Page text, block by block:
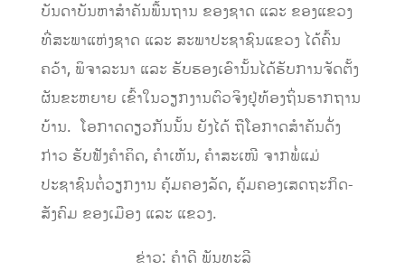
ບັນດາບັນຫາສໍາຄັນພື້ນຖານ ຂອງຊາດ ແລະ ຂອງແຂວງ
ທີ່ສະພາແຫ່ງຊາດ ແລະ ສະພາປະຊາຊົນແຂວງ ໄດ້ຄົ້ນ
ຄວ້າ, ພິຈາລະນາ ແລະ ຮັບຮອງເອົານັ້ນໄດ້ຮັບການຈັດຕັ້ງ
ຜັນຂະຫຍາຍ ເຂົ້າໃນວຽກງານຕົວຈິງຢູ່ທ້ອງຖິ່ນຮາກຖານ
ບ້ານ. ໂອກາດດຽວກັນນັ້ນ ຍັງໄດ ຖືໂອກາດສໍາຄັນດັ່ງ
ກ່າວ ຮັບຟັງຄໍາຄິດ, ຄໍາເຫັນ, ຄໍາສະເໜີ ຈາກພໍ່ແມ່
ປະຊາຊົນຕໍ່ວຽກງານ ຄຸ້ມຄອງລັດ, ຄຸ້ມຄອງເສດຖະກິດ-
ສັງຄົມ ຂອງເມືອງ ແລະ ແຂວງ.
ຂ່າວ: ຄຳດີ ພັນທະລີ